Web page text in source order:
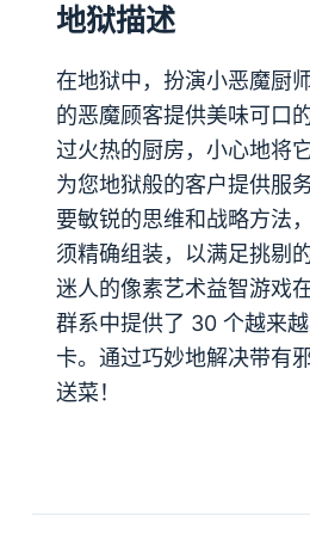
地狱描述
在地狱中，扮演小恶魔厨
的恶魔顾客提供美味可口
过火热的厨房，小心地将
为您地狱般的客户提供服
要敏锐的思维和战略方法
须精确组装，以满足挑剔
迷人的像素艺术益智游戏
群系中提供了 30 个越来
卡。通过巧妙地解决带有
送菜！